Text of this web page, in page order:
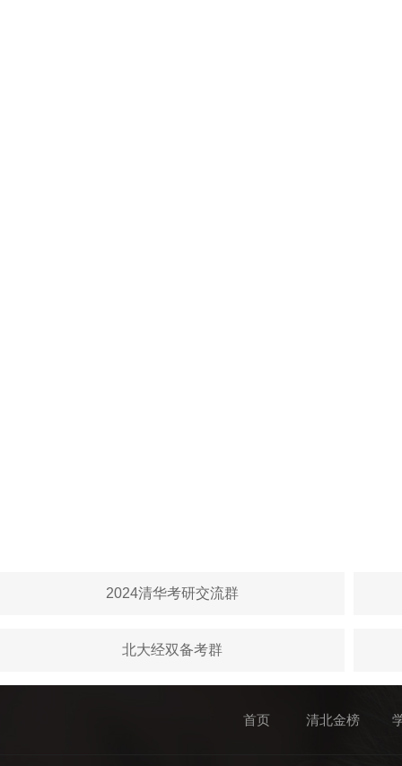
2024清华考研交流群
北大经双备考群
首页 清北金榜